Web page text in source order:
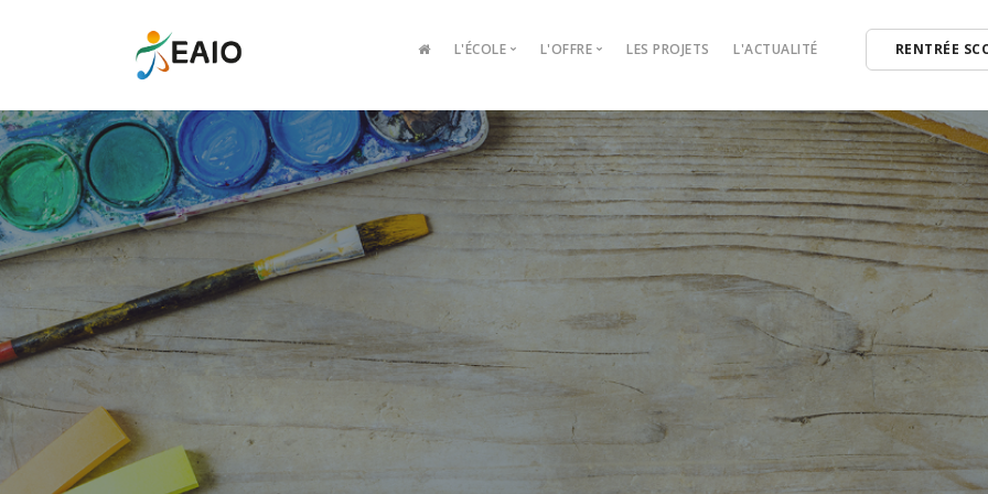
L'ÉCOLE
Notre École
L’accessibilité, l'inclusivité,
l’innovation pédagogique et la
force d’un réseau au cœur de
nos pratiques artistiques.
L'OFFRE
Notre offre
Des formats adaptés à vos envies ! Des
ateliers hebdomadaires, bimensuels et
mensuels.
LES PROJETS L'ACTUALITÉ RENTRÉE